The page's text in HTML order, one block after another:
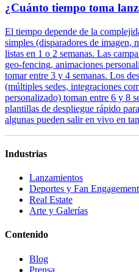
¿Cuánto tiempo toma
El tiempo depende de la
simples (disparadores de imagen,
listas en 1 o 2 semanas. Las
geo-fencing, animaciones
tomar entre 3 y 4 semanas. Los
(múltiples sedes, integraciones
personalizado) toman entre 6 y 8
plantillas de despliegue rápido
algunas pueden salir en vivo en
Industrias
Lanzamientos
Deportes y Fan Engagement
Real Estate
Arte y Galerías
Contenido
Blog
Prensa